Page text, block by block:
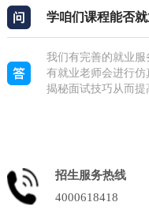
学咱们课程能否就
我们有完善的就业
有就业老师会进行仿
揭秘面试技巧从而提
招生服务热线
4000618418